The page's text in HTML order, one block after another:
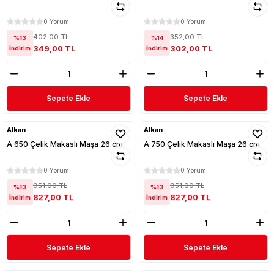
0 Yorum
%13
İndirim
402,00 TL
349,00 TL
Sepete Ekle
0 Yorum
%14
İndirim
352,00 TL
302,00 TL
Sepete Ekle
Alkan
A 650 Çelik Makaslı Maşa 26 cm
0 Yorum
%13
İndirim
951,00 TL
827,00 TL
Sepete Ekle
Alkan
A 750 Çelik Makaslı Maşa 26 cm
0 Yorum
%13
İndirim
951,00 TL
827,00 TL
Sepete Ekle